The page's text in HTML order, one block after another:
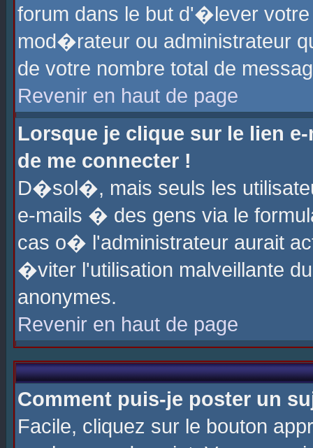
forum dans le but d'�lever
mod�rateur ou administrateur
de votre nombre total de
Revenir en haut de page
Lorsque je clique sur le lien
de me connecter !
D�sol�, mais seuls les
e-mails � des gens via le
cas o� l'administrateur aurait
�viter l'utilisation malveillante
anonymes.
Revenir en haut de page
Comment puis-je poster un
Facile, cliquez sur le bouton